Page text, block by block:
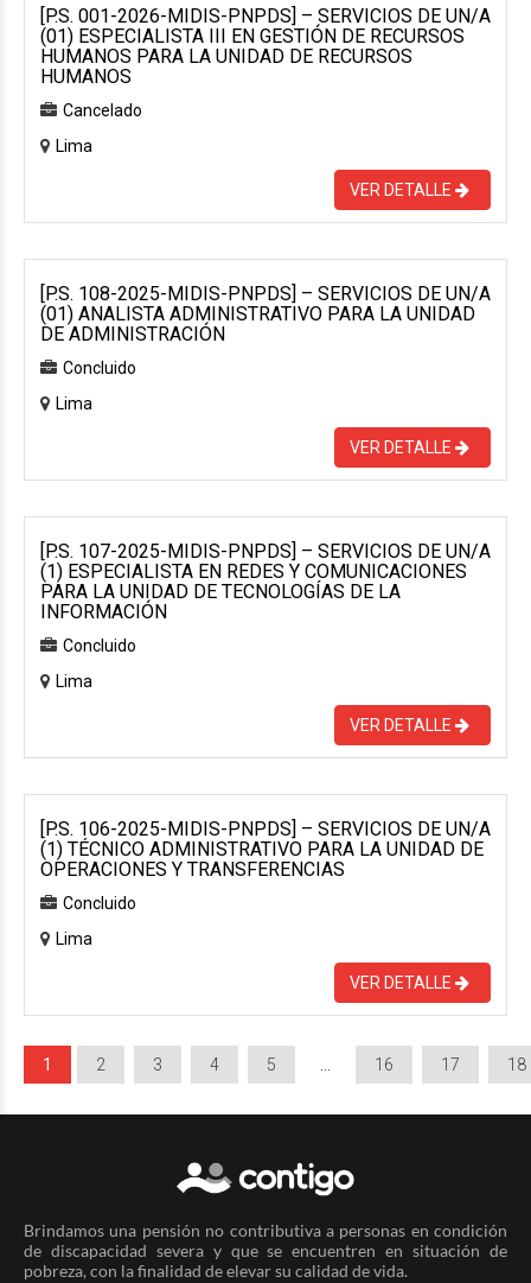
[P.S. 001-2026-MIDIS-PNPDS] – SERVICIOS DE UN/A
(01) ESPECIALISTA III EN GESTIÓN DE RECURSOS
HUMANOS PARA LA UNIDAD DE RECURSOS
HUMANOS
Cancelado
Lima
VER DETALLE
[P.S. 108-2025-MIDIS-PNPDS] – SERVICIOS DE UN/A
(01) ANALISTA ADMINISTRATIVO PARA LA UNIDAD
DE ADMINISTRACIÓN
Concluido
Lima
VER DETALLE
[P.S. 107-2025-MIDIS-PNPDS] – SERVICIOS DE UN/A
(1) ESPECIALISTA EN REDES Y COMUNICACIONES
PARA LA UNIDAD DE TECNOLOGÍAS DE LA
INFORMACIÓN
Concluido
Lima
VER DETALLE
[P.S. 106-2025-MIDIS-PNPDS] – SERVICIOS DE UN/A
(1) TÉCNICO ADMINISTRATIVO PARA LA UNIDAD DE
OPERACIONES Y TRANSFERENCIAS
Concluido
Lima
VER DETALLE
1 2 3 4 5 16 17 18
Brindamos una pensión no contributiva a personas en condición
de discapacidad severa y que se encuentren en situación de
pobreza, con la finalidad de elevar su calidad de vida.